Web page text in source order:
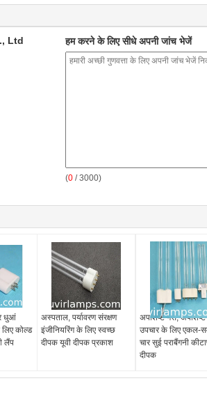
Ltd हम करने के लिए सीधे अपनी जांच भेजें
(0 / 3000)
धुआं
कोल्ड
लैंप
अस्पताल, पर्यावरण संरक्षण
इंजीनियरिंग के लिए स्वच्छ
दीपक यूवी दीपक प्रकाश
अपशिष्ट गैस,
उपचार के लिए एकल-
चार सुई पराबैंगनी
दीपक